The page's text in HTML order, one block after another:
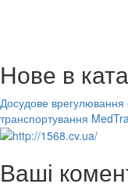
Нове в
Досудове врегулювання
транспортування
Ваші